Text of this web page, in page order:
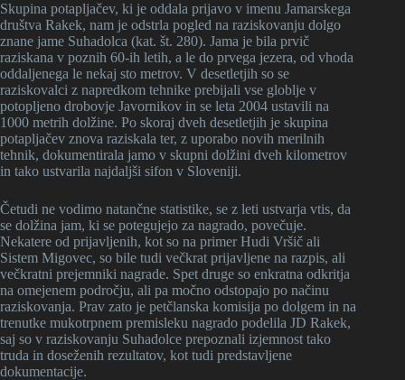
Skupina potapljačev, ki je oddala prijavo v imenu Jamarskega
društva Rakek, nam je odstrla pogled na raziskovanju dolgo
znane jame Suhadolca (kat. št. 280). Jama je bila prvič
raziskana v poznih 60-ih letih, a le do prvega jezera, od vhoda
oddaljenega le nekaj sto metrov. V desetletjih so se
raziskovalci z napredkom tehnike prebijali vse globlje v
potopljeno drobovje Javornikov in se leta 2004 ustavili na
1000 metrih dolžine. Po skoraj dveh desetletjih je skupina
potapljačev znova raziskala ter, z uporabo novih merilnih
tehnik, dokumentirala jamo v skupni dolžini dveh kilometrov
in tako ustvarila najdaljši sifon v Sloveniji.
Četudi ne vodimo natančne statistike, se z leti ustvarja vtis, da
se dolžina jam, ki se potegujejo za nagrado, povečuje.
Nekatere od prijavljenih, kot so na primer Hudi Vršič ali
Sistem Migovec, so bile tudi večkrat prijavljene na razpis, ali
večkratni prejemniki nagrade. Spet druge so enkratna odkritja
na omejenem področju, ali pa močno odstopajo po načinu
raziskovanja. Prav zato je petčlanska komisija po dolgem in na
trenutke mukotrpnem premisleku nagrado podelila JD Rakek,
saj so v raziskovanju Suhadolce prepoznali izjemnost tako
truda in doseženih rezultatov, kot tudi predstavljene
dokumentacije.